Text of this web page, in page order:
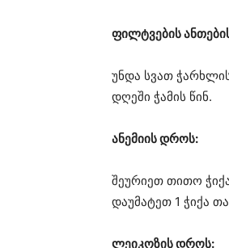
ფილტვების
უნდა სვათ
დღეში ჭამის წინ.
ანემიის დროს:
შეურიეთ თითო
დაუმატეთ 1 ჭიქა
ლეიკოზის დროს: